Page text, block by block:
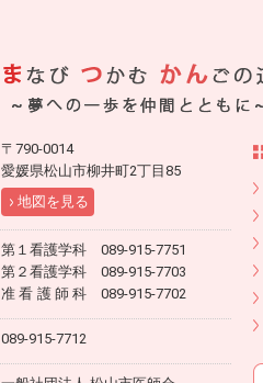
〒790-0014
愛媛県松山市柳井町2丁目85
地図を見る
第１看護学科 089-915-7751
第２看護学科 089-915-7703
准看護師科
089-915-7702
089-915-7712